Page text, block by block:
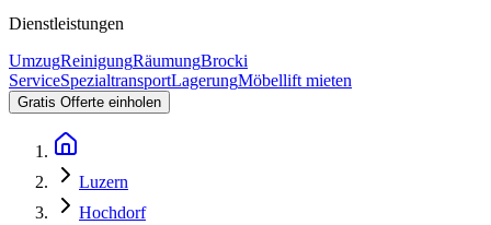
Dienstleistungen
UmzugReinigungRäumungBrocki
ServiceSpezialtransportLagerungMöbellift mieten
Gratis Offerte einholen
Luzern
Hochdorf